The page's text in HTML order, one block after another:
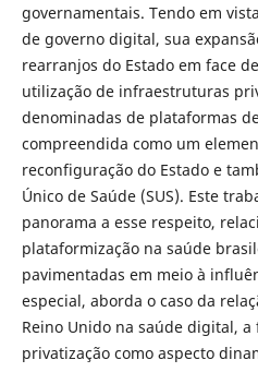
governamentais. Tendo em
de governo digital, sua
rearranjos do Estado em face
utilização de infraestruturas
denominadas de plataformas
compreendida como um
reconfiguração do Estado e
Único de Saúde (SUS). Este
panorama a esse respeito,
plataformização na saúde
pavimentadas em meio à
especial, aborda o caso da
Reino Unido na saúde digital,
privatização como aspecto